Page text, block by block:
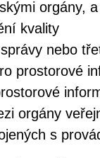
orgány,
kvality
nebo
prostorové
orgány
s